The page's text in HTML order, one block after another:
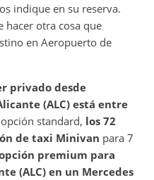
indique en su reserva.
hacer otra cosa que
en Aeropuerto de
privado desde
(ALC) está entre
standard, los 72
de taxi Minivan para 7
premium para
(ALC) en un Mercedes